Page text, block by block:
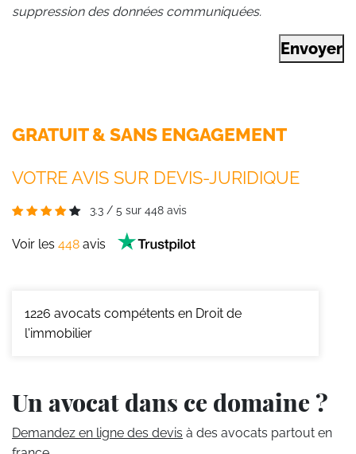
suppression des données communiquées.
Envoyer
GRATUIT & SANS ENGAGEMENT
VOTRE AVIS SUR DEVIS-JURIDIQUE
3.3 / 5 sur 448 avis
Voir les 448 avis
1226 avocats compétents en Droit de
l'immobilier
Un avocat dans ce domaine ?
Demandez en ligne des devis à des avocats partout en